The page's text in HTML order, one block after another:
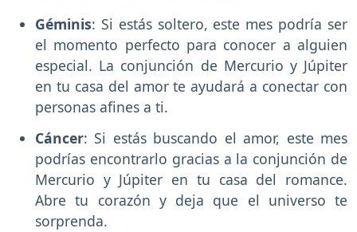
Géminis: Si estás soltero, este mes podría ser
el momento perfecto para conocer a alguien
especial. La conjunción de Mercurio y Júpiter
en tu casa del amor te ayudará a conectar con
personas afines a ti.
Cáncer: Si estás buscando el amor, este mes
podrías encontrarlo gracias a la conjunción de
Mercurio y Júpiter en tu casa del romance.
Abre tu corazón y deja que el universo te
sorprenda.